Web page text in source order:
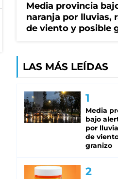
Media provincia
naranja por lluvias,
de viento y posible
LAS MÁS LEÍDAS
Media
bajo
por
de
granizo